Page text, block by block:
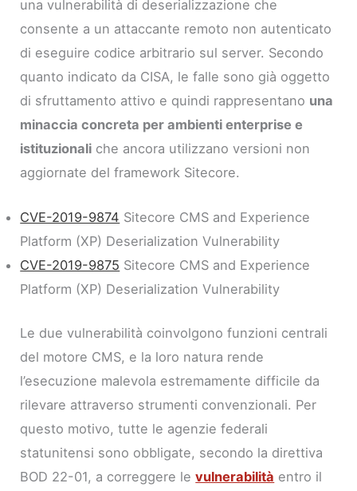
una vulnerabilità di deserializzazione che
consente a un attaccante remoto non autenticato
di eseguire codice arbitrario sul server. Secondo
quanto indicato da CISA, le falle sono già oggetto
di sfruttamento attivo e quindi rappresentano una
minaccia concreta per ambienti enterprise e
istituzionali che ancora utilizzano versioni non
aggiornate del framework Sitecore.
CVE-2019-9874 Sitecore CMS and Experience
Platform (XP) Deserialization Vulnerability
CVE-2019-9875 Sitecore CMS and Experience
Platform (XP) Deserialization Vulnerability
Le due vulnerabilità coinvolgono funzioni centrali
del motore CMS, e la loro natura rende
l’esecuzione malevola estremamente difficile da
rilevare attraverso strumenti convenzionali. Per
questo motivo, tutte le agenzie federali
statunitensi sono obbligate, secondo la direttiva
BOD 22-01, a correggere levulnerabilità entro il